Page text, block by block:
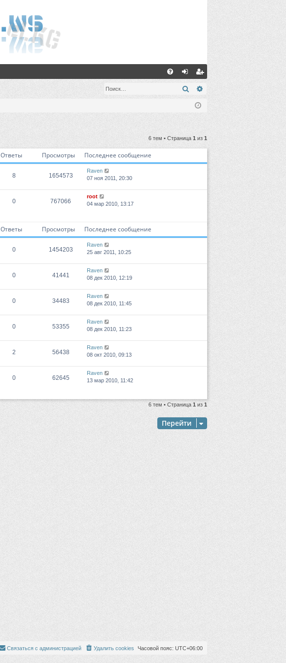
С
хо ег
ис
Поиск
6 тем • Страница 1 из 1
Ответы Просмотры Последнее сообщение
8 1654573
Raven
07 ноя 2011, 20:30
0 767066
root
04 мар 2010, 13:17
Ответы Просмотры Последнее сообщение
0 1454203
Raven
25 авг 2011, 10:25
0 41441
Raven
08 дек 2010, 12:19
0 34483
Raven
08 дек 2010, 11:45
0 53355
Raven
08 дек 2010, 11:23
2 56438
Raven
08 окт 2010, 09:13
0 62645
Raven
13 мар 2010, 11:42
6 тем • Страница 1 из 1
Перейти
Часовой пояс: UTC+06:00
Удалить cookies
Связаться с администрацией